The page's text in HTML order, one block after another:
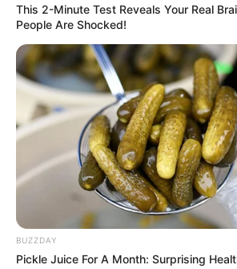
This 2-Minute Test Reveals Your Real
People Are Shocked!
BUZZDAY
Pickle Juice For A Month: Surprising